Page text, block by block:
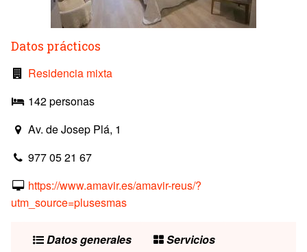
Datos prácticos
Residencia mixta
142 personas
Av. de Josep Plá, 1
977 05 21 67
https://www.amavir.es/amavir-reus/?
utm_source=plusesmas
Datos generales Servicios